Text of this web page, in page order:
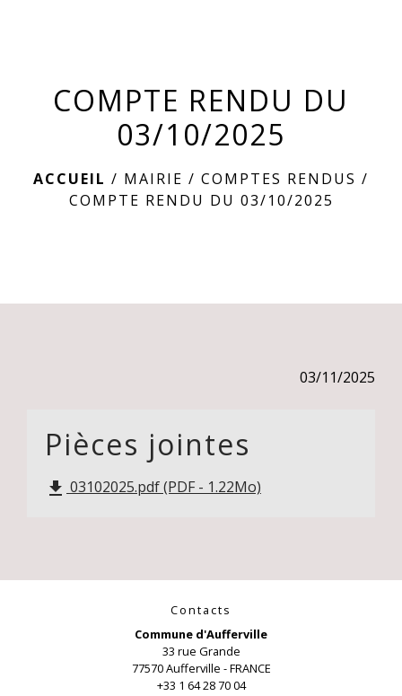
COMPTE RENDU DU
03/10/2025
ACCUEIL / MAIRIE / COMPTES RENDUS /
COMPTE RENDU DU 03/10/2025
03/11/2025
Pièces jointes
file_download 03102025.pdf (PDF - 1.22Mo)
Contacts
Commune d'Aufferville
33 rue Grande
77570 Aufferville - FRANCE
+33 1 64 28 70 04